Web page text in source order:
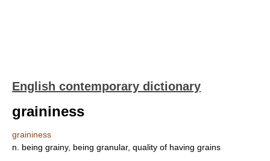
English contemporary dictionary
graininess
graininess
n. being grainy, being granular, quality of having grains